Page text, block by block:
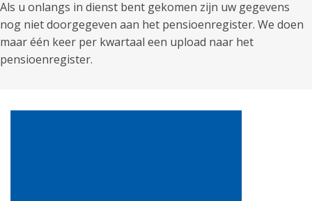
Als u onlangs in dienst bent gekomen zijn uw gegevens
nog niet doorgegeven aan het pensioenregister. We doen
maar één keer per kwartaal een upload naar het
pensioenregister.